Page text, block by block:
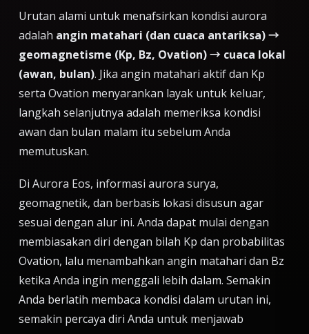
Urutan alami untuk menafsirkan kondisi aurora
adalah angin matahari (dan cuaca antariksa) →
geomagnetisme (Kp, Bz, Ovation) → cuaca lokal
(awan, bulan). Jika angin matahari aktif dan Kp
serta Ovation menyarankan layak untuk keluar,
langkah selanjutnya adalah memeriksa kondisi
awan dan bulan malam itu sebelum Anda
memutuskan.
Di Aurora Eos, informasi aurora surya,
geomagnetik, dan berbasis lokasi disusun agar
sesuai dengan alur ini. Anda dapat mulai dengan
membiasakan diri dengan bilah Kp dan probabilitas
Ovation, lalu menambahkan angin matahari dan Bz
ketika Anda ingin menggali lebih dalam. Semakin
Anda berlatih membaca kondisi dalam urutan ini,
semakin percaya diri Anda untuk menjawab